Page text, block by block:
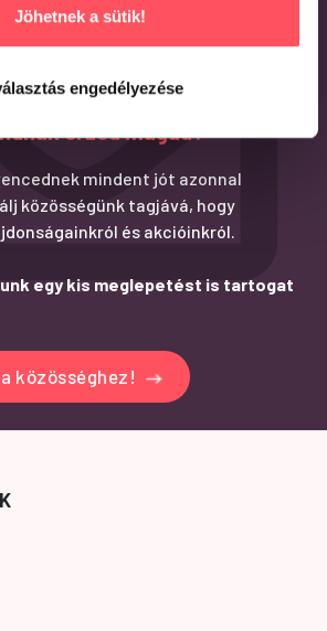
Jöhetnek a sütik!
engedélyezése
érzed magad?
mindent jót azonnal
közösségünk tagjává, hogy
és akcióinkról.
egy kis meglepetést is tartogat
közösséghez!